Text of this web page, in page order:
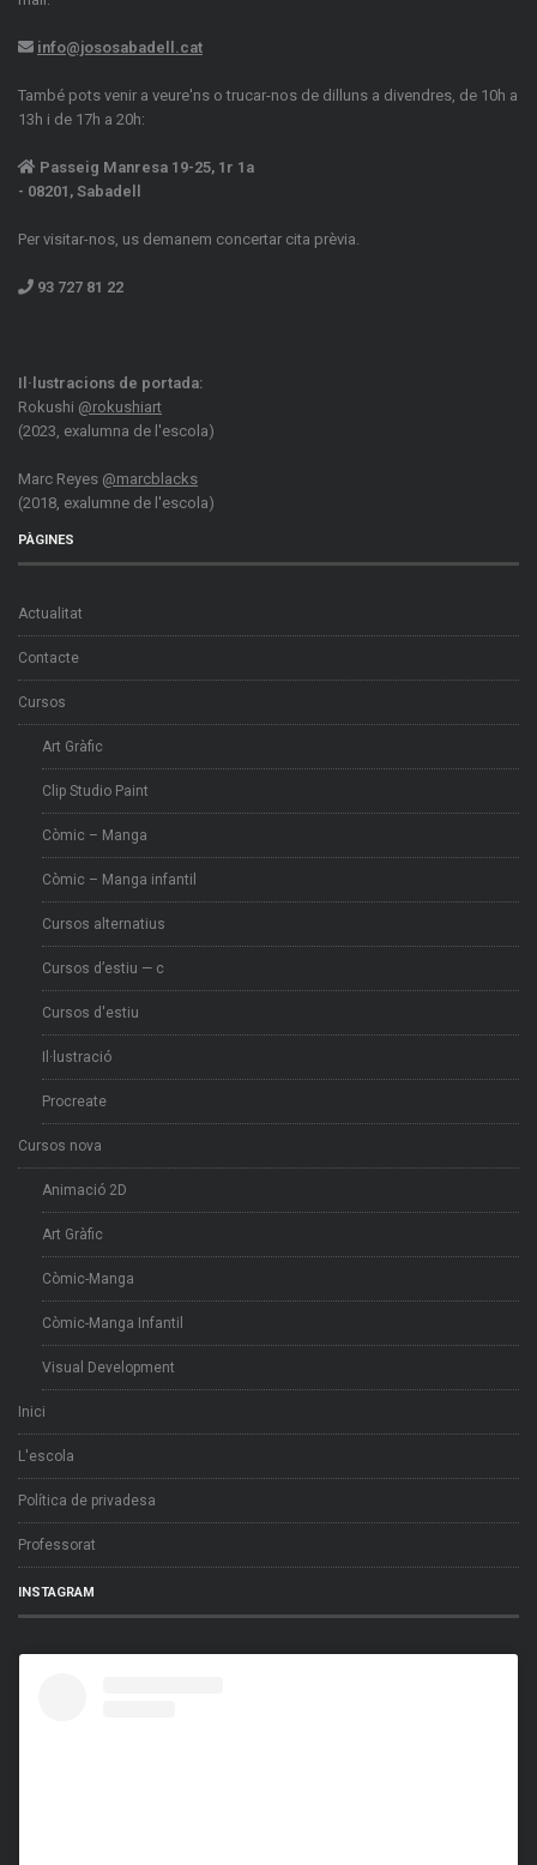
info@jososabadell.cat
També pots venir a veure'ns o trucar-nos de dilluns a divendres, de 10h a
13h i de 17h a 20h:
Passeig Manresa 19-25, 1r 1a
- 08201, Sabadell
Per visitar-nos, us demanem concertar cita prèvia.
93 727 81 22
Il·lustracions de portada:
Rokushi @rokushiart
(2023, exalumna de l'escola)
Marc Reyes @marcblacks
(2018, exalumne de l'escola)
PÀGINES
Actualitat
Contacte
Cursos
Art Gràfic
Clip Studio Paint
Còmic – Manga
Còmic – Manga infantil
Cursos alternatius
Cursos d’estiu — c
Cursos d'estiu
Il·lustració
Procreate
Cursos nova
Animació 2D
Art Gràfic
Còmic-Manga
Còmic-Manga Infantil
Visual Development
Inici
L'escola
Política de privadesa
Professorat
INSTAGRAM